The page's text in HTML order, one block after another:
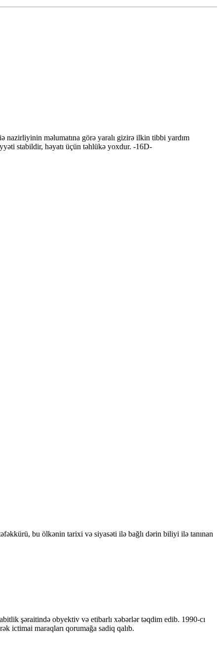
nazirliyinin məlumatına görə yaralı gizirə ilkin tibbi yardım
stabildir, həyatı üçün təhlükə yoxdur. -16D-
bu ölkənin tarixi və siyasəti ilə bağlı dərin biliyi ilə tanınan
şəraitində obyektiv və etibarlı xəbərlər təqdim edib. 1990-cı
ictimai maraqları qorumağa sadiq qalıb.